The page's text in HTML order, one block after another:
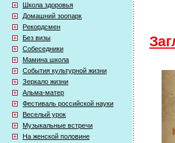
Школа здоровья
Домашний зоопарк
Рекордсмен
Без визы
Собеседники
Мамина школа
События культурной жизни
Зеркало жизни
Альма-матер
Фестиваль российской науки
Веселый урок
Музыкальные встречи
На женской половине